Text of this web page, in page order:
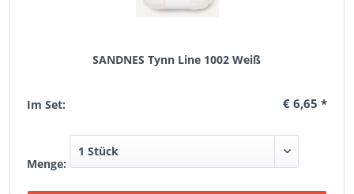
SANDNES Tynn Line 1002 Weiß
Im Set: € 6,65 *
Menge: